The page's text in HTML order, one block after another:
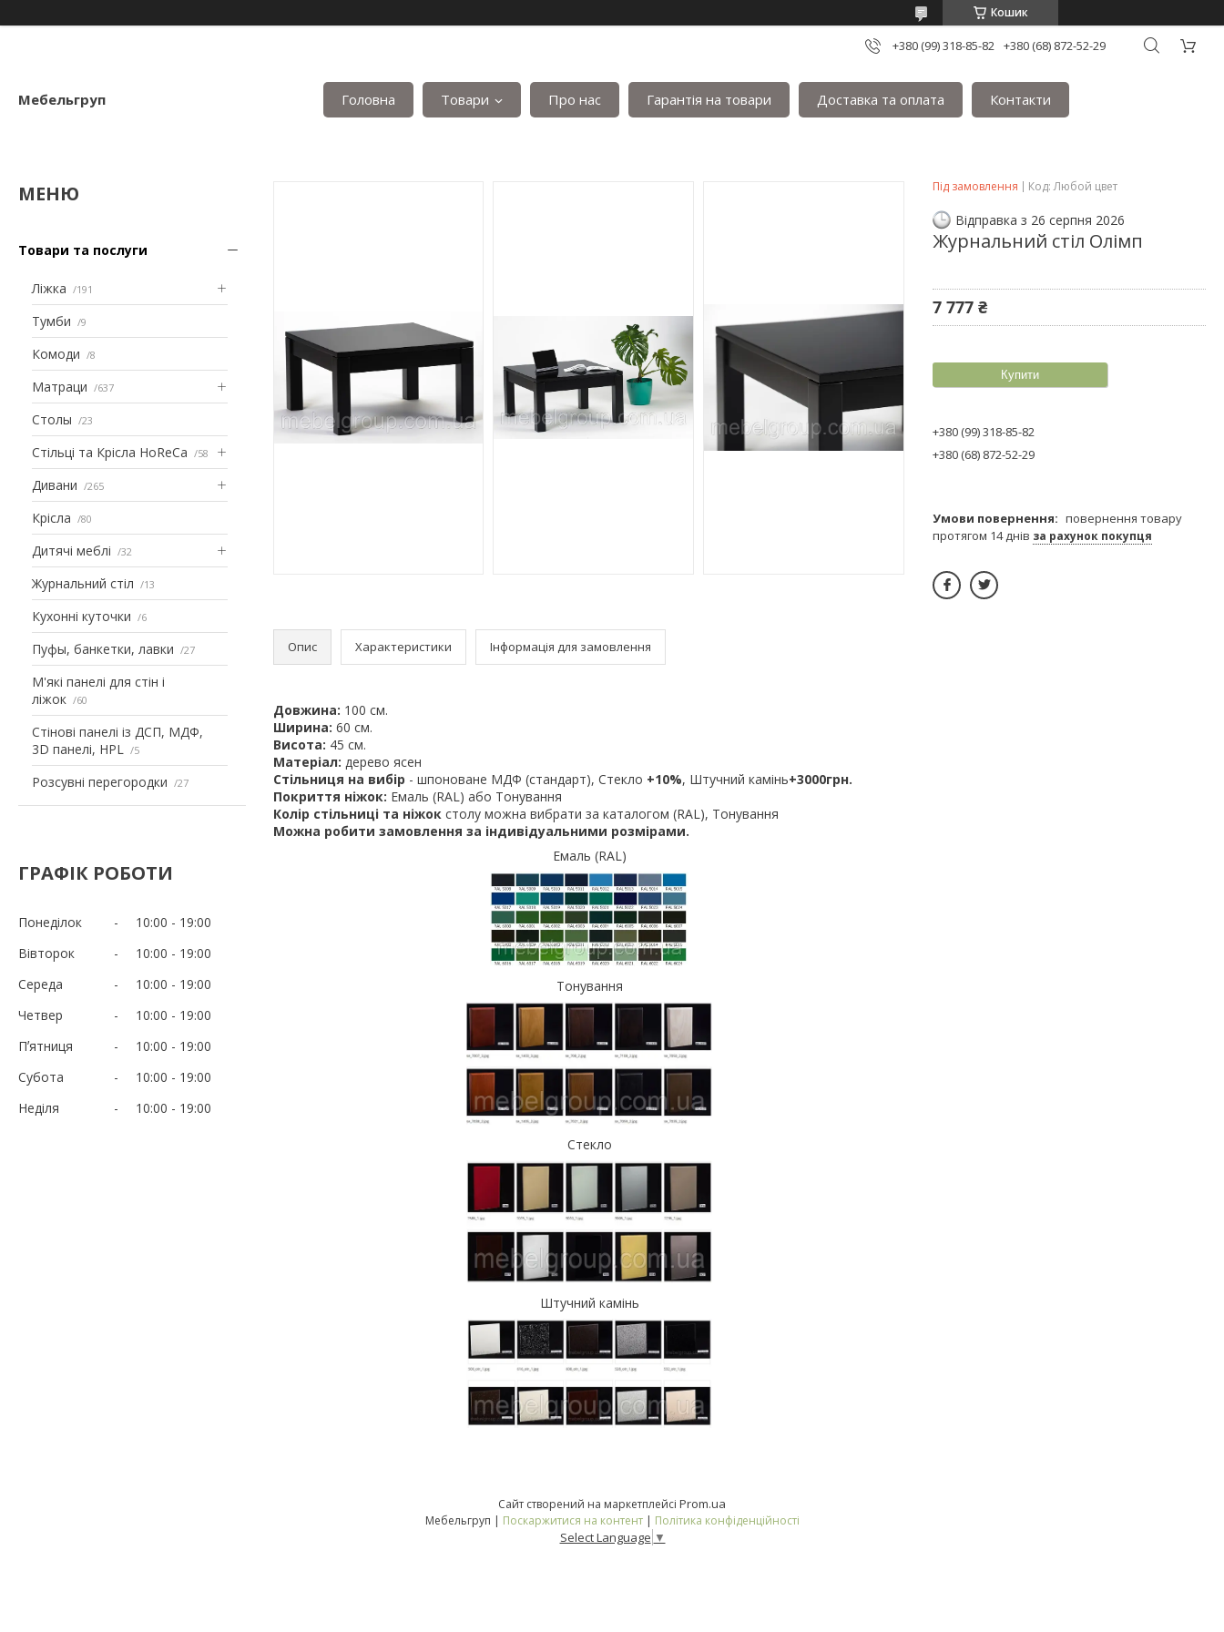
Кошик
+380 (99) 318-85-82 +380 (68) 872-52-29
Мебельгруп Головна Товари Про нас Гарантія на товари Доставка та оплата Контакти
Товари та послуги
Ліжка 191
Тумби 9
Комоди 8
Матраци 637
Столы 23
Стільці та Крісла HoReCa 58
Дивани 265
Крісла 80
Дитячі меблі 32
Журнальний стіл 13
Кухонні куточки 6
Пуфы, банкетки, лавки 27
М'які панелі для стін і
ліжок
60
Стінові панелі із ДСП, МДФ,
3D панелі, HPL
5
Розсувні перегородки 27
ГРАФІК РОБОТИ
Понеділок 10:00
19:00
Вівторок
10:00
19:00
Середа
10:00
19:00
Четвер
10:00
19:00
Пʼятниця
10:00
19:00
Субота
10:00
19:00
Неділя
10:00 19:00
Опис Характеристики Інформація для замовлення
Довжина: 100 см.
Ширина: 60 см.
Висота: 45 см.
Матеріал: дерево ясен
Стільниця на вибір - шпоноване МДФ (стандарт), Стекло +10%, Штучний камінь+3000грн.
Покриття ніжок: Емаль (RAL) або Тонування
Колір стільниці та ніжок столу можна вибрати за каталогом (RAL), Тонування
Можна робити замовлення за індивідуальними розмірами.
Емаль (RAL)
Тонування
Стекло
Штучний камінь
Під замовлення Код:Любой цвет
Відправка з 26 серпня 2026
Журнальний стіл Олімп
7 777 ₴
Купити
+380 (99) 318-85-82
+380 (68) 872-52-29
повернення товару
протягом 14 днів за рахунок покупця
Сайт створений на маркетплейсі Prom.ua
Мебельгруп | Поскаржитися на контент | Політика конфіденційності
Select Language ▼